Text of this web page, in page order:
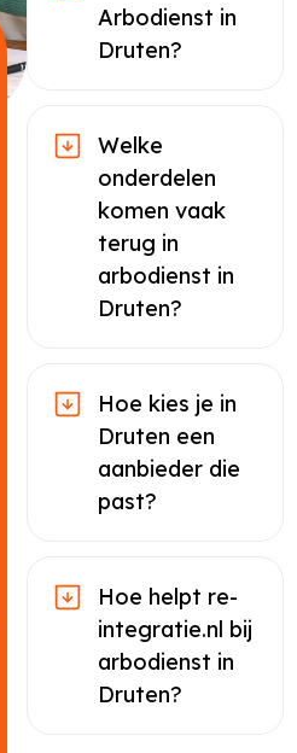
Arbodienst in
Druten?
Welke
onderdelen
komen vaak
terug in
arbodienst in
Druten?
Hoe kies je in
Druten een
aanbieder die
past?
Hoe helpt re-
integratie.nl bij
arbodienst in
Druten?